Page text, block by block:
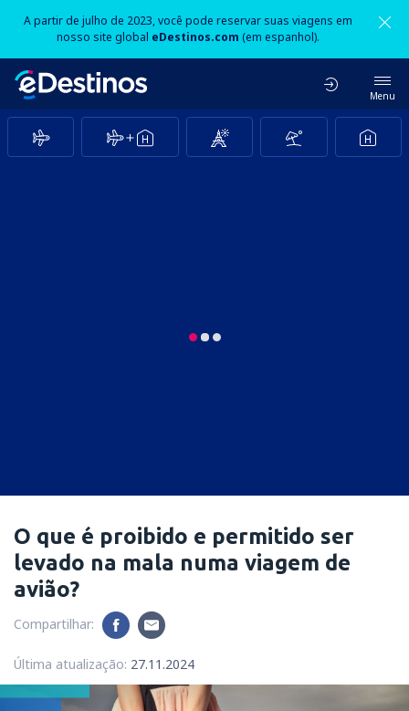
A partir de julho de 2023, você pode reservar suas viagens em
nosso site global eDestinos.com (em espanhol).
Menu
O que é proibido e permitido ser
levado na mala numa viagem de
avião?
Compartilhar:
Última atualização: 27.11.2024